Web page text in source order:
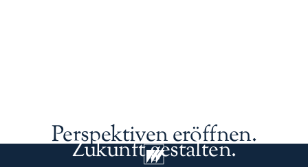
Perspektiven eröffnen.
Zukunft gestalten.